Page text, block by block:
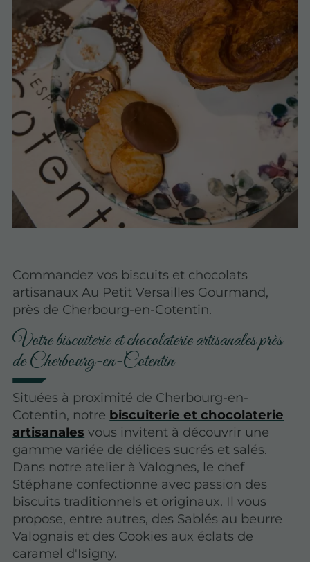
Commandez vos biscuits et chocolats
artisanaux Au Petit Versailles Gourmand,
près de Cherbourg-en-Cotentin.
Votre biscuiterie et chocolaterie artisanales près
de Cherbourg-en-Cotentin
Situées à proximité de Cherbourg-en-
Cotentin, notre biscuiterie et chocolaterie
artisanales vous invitent à découvrir une
gamme variée de délices sucrés et salés.
Dans notre atelier à Valognes, le chef
Stéphane confectionne avec passion des
biscuits traditionnels et originaux. Il vous
propose, entre autres, des Sablés au beurre
Valognais et des Cookies aux éclats de
caramel d'Isigny.